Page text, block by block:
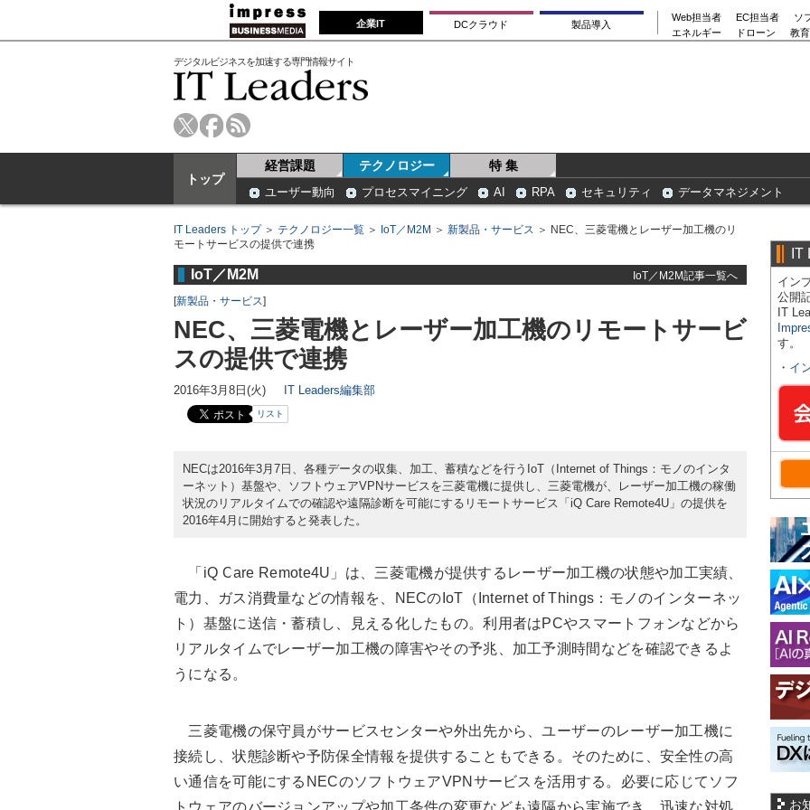
企業IT DCクラウド 製品導入
Web担当者 EC担当者
ソ
エネルギー
ドローン 教
デジタルビジネスを加速する専門情報サイト
トップ
経営課題 テクノロジー 特 集
ユーザー動向 プロセスマイニング AI RPA セキュリティ データマネジメント
IT Leaders トップ＞ テクノロジー一覧 ＞ IoT／M2M ＞ 新製品・サービス ＞ NEC、三菱電機とレーザー加工機のリ
モートサービスの提供で連携
IoT／M2M
IoT／M2M記事一覧へ
[新製品・サービス]
NEC、三菱電機とレーザー加工機のリモートサービ
スの提供で連携
2016年3月8日(火) IT Leaders編集部
リスト
NECは2016年3月7日、各種データの収集、加工、蓄積などを行うIoT（Internet of Things：モノのインタ
ーネット）基盤や、ソフトウェアVPNサービスを三菱電機に提供し、三菱電機が、レーザー加工機の稼働
状況のリアルタイムでの確認や遠隔診断を可能にするリモートサービス「iQ Care Remote4U」の提供を
2016年4月に開始すると発表した。
「iQ Care Remote4U」は、三菱電機が提供するレーザー加工機の状態や加工実績、
電力、ガス消費量などの情報を、NECのIoT（Internet of Things：モノのインターネッ
ト）基盤に送信・蓄積し、見える化したもの。利用者はPCやスマートフォンなどから
リアルタイムでレーザー加工機の障害やその予兆、加工予測時間などを確認できるよ
うになる。
三菱電機の保守員がサービスセンターや外出先から、ユーザーのレーザー加工機に
接続し、状態診断や予防保全情報を提供することもできる。そのために、安全性の高
い通信を可能にするNECのソフトウェアVPNサービスを活用する。必要に応じてソフ
IT
イン
公開
IT
す。
・ イ
お